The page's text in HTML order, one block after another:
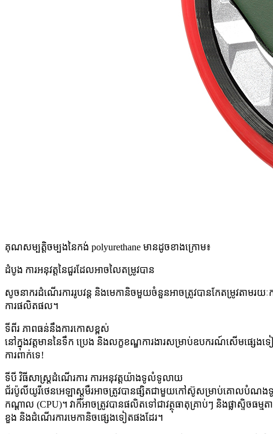
គុណសម្បត្តិចម្បងនៃកង់ polyurethane មានដូចខាងក្រោម៖
ដំបូង ការអនុវត្តនៃជួរដែលអាចលៃតម្រូវបាន
សូចនាករ​ដំណើរការ​រូបវន្ត និង​មេកានិច​មួយចំនួន​អាច​ត្រូវ​បាន​កែតម្រូវ​តាមរយ
ការ​ផលិតផល។
ទីពីរ ភាពធន់នឹងការកោសខ្ពស់
នៅក្នុងវត្តមាននៃទឹក ប្រេង និងលក្ខខណ្ឌការងារសម្រាប់ឧបករណ៍សើមផ្សេ
ការពាក់ទេ!
ទីបី វិធីសាស្រ្តដំណើរការ ការអនុវត្តយ៉ាងទូលំទូលាយ
ជ័រប៉ូលីយូរីថេនអេឡាស្តូមឺរអាចត្រូវបានផ្សិតជាមួយកៅស៊ូសម្រាប់គោលបំណងទូទៅ
កណ្តាល (CPU)។ វាក៏អាចត្រូវបានផលិតទៅជាវត្ថុធាតុគ្រាប់ៗ និងផ្លាស្ទិចធម្
ខួង និងដំណើរការមេកានិចផ្សេងទៀតផងដែរ។